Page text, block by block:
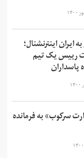
ایران اینترنشنال؛
رییس یک تیم
پاسداران
سرکوب» به فرمانده